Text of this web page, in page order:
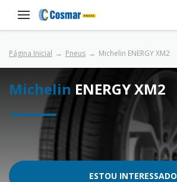
Página Inicial Pneus Michelin ENERGY XM2
Michelin ENERGY XM2
ESTOU INTERESSADO